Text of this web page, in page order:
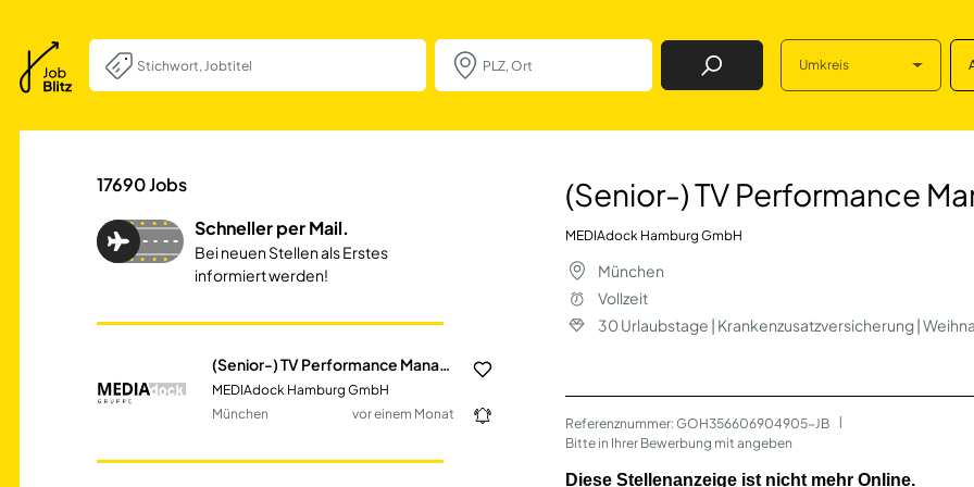
Job Finden Umkreis
(Senior-) TV Performance
17690Jobs
Schneller per Mail.
Bei neuen Stellen als Erstes
informiert werden!
(Senior-) TV Performance Manager (m/w/d)
MEDIAdock Hamburg GmbH
München
vor einem Monat
(Senior-) TV Performance
MEDIAdock Hamburg GmbH
München
Vollzeit
30 Urlaubstage | Krankenzusatzversicherung |
Referenznummer: GOH356606904905-JB
Bitte in Ihrer Bewerbung mit angeben